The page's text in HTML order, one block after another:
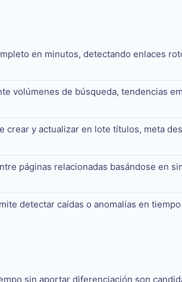
en minutos, detectando enlaces
volúmenes de búsqueda, tendencias
crear y actualizar en lote títulos, meta
páginas relacionadas basándose en
detectar caídas o anomalías en
sin aportar diferenciación son